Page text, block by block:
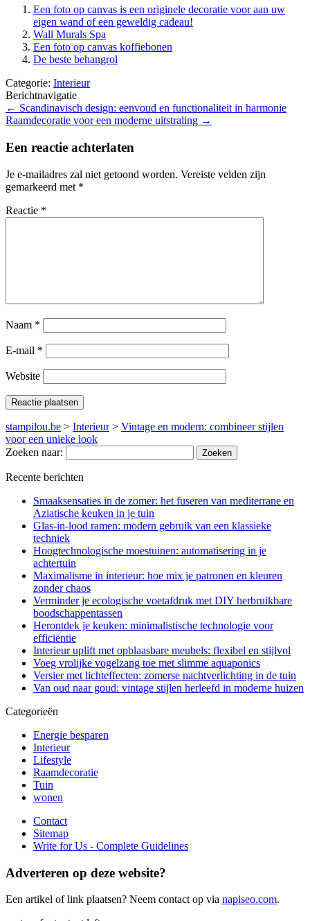
Een foto op canvas is een originele decoratie voor aan uw
eigen wand of een geweldig cadeau!
Wall Murals Spa
Een foto op canvas koffiebonen
De beste behangrol
Categorie: Interieur
Berichtnavigatie
← Scandinavisch design: eenvoud en functionaliteit in harmonie
Raamdecoratie voor een moderne uitstraling →
Een reactie achterlaten
Je e-mailadres zal niet getoond worden. Vereiste velden zijn
gemarkeerd met *
Reactie *
Naam *
E-mail *
Website
stampilou.be > Interieur> Vintage en modern: combineer stijlen
voor een unieke look
Zoeken naar:
Recente berichten
Smaaksensaties in de zomer: het fuseren van mediterrane en
Aziatische keuken in je tuin
Glas-in-lood ramen: modern gebruik van een klassieke
techniek
Hoogtechnologische moestuinen: automatisering in je
achtertuin
Maximalisme in interieur: hoe mix je patronen en kleuren
zonder chaos
Verminder je ecologische voetafdruk met DIY herbruikbare
boodschappentassen
Herontdek je keuken: minimalistische technologie voor
efficiëntie
Interieur uplift met opblaasbare meubels: flexibel en stijlvol
Voeg vrolijke vogelzang toe met slimme aquaponics
Versier met lichteffecten: zomerse nachtverlichting in de tuin
Van oud naar goud: vintage stijlen herleefd in moderne huizen
Categorieën
Energie besparen
Interieur
Lifestyle
Raamdecoratie
Tuin
wonen
Contact
Sitemap
Write for Us - Complete Guidelines
Adverteren op deze website?
Een artikel of link plaatsen? Neem contact op via napiseo.com.